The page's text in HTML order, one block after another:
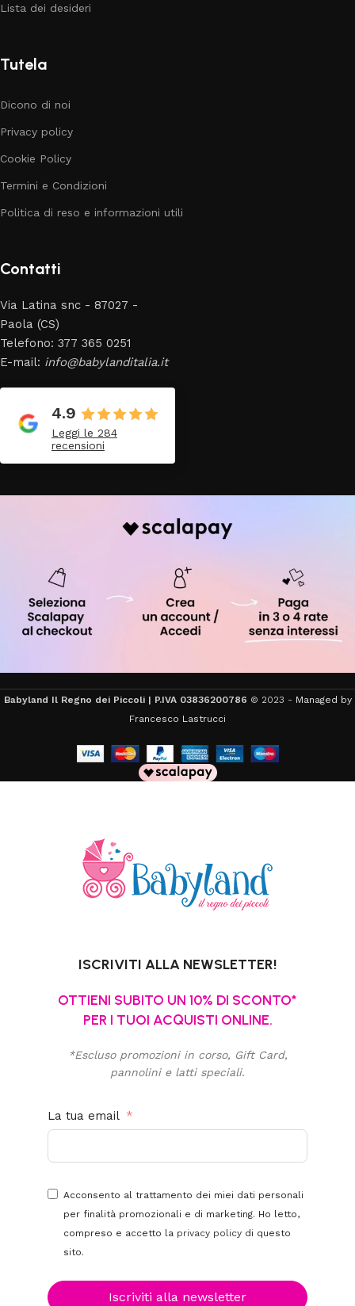
Lista dei desideri
Tutela
Dicono di noi
Privacy policy
Cookie Policy
Termini e Condizioni
Politica di reso e informazioni utili
Contatti
Via Latina snc - 87027 -
Paola (CS)
Telefono: 377 365 0251
E-mail: info@babylanditalia.it
4.9
Leggi le 284
recensioni
Babyland Il Regno dei Piccoli | P.IVA 03836200786 © 2023 - Managed by
Francesco Lastrucci
ISCRIVITI ALLA NEWSLETTER!
OTTIENI SUBITO UN 10% DI SCONTO*
PER I TUOI ACQUISTI ONLINE.
*Escluso promozioni in corso, Gift Card,
pannolini e latti speciali.
La tua email
Acconsento al trattamento dei miei dati personali
per finalità promozionali e di marketing. Ho letto,
compreso e accetto la privacy policy di questo
sito.
Iscriviti alla newsletter